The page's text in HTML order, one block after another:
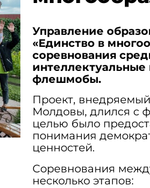
Управление
«Единство в
соревнования
флешмобы.
Проект,
Молдовы, длился с
целью было
понимания
ценностей.
Соревнования
несколько этапов: